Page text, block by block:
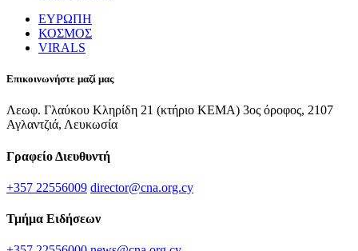
ΕΥΡΩΠΗ
ΚΟΣΜΟΣ
VIRALS
Επικοινωνήστε μαζί μας
Λεωφ. Γλαύκου Κληρίδη 21 (κτήριο ΚΕΜΑ) 3ος όροφος, 2107
Αγλαντζιά, Λευκωσία
Γραφείο Διευθυντή
+357 22556009 director@cna.org.cy
Τμήμα Ειδήσεων